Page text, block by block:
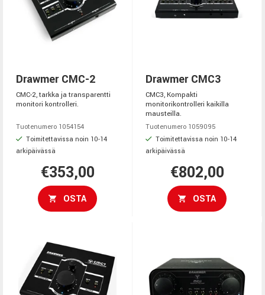
Drawmer CMC-2
CMC-2, tarkka ja transparentti
monitori kontrolleri.
Tuotenumero 1054154
Toimitettavissa noin 10-14
arkipäivässä
€353,00
OSTA
Drawmer CMC3
CMC3, Kompakti
monitorikontrolleri kaikilla
mausteilla.
Tuotenumero 1059095
Toimitettavissa noin 10-14
arkipäivässä
€802,00
OSTA